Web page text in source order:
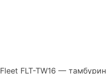
Fleet FLT-TW16 — тамбурин